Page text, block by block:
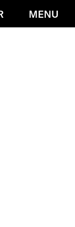
MENU